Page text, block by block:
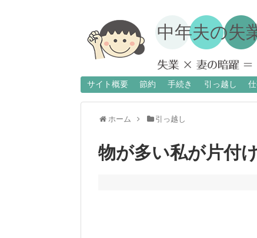
中年夫の失
サイト概要 節約 手続き 引っ越し
ホーム 引っ越し
物が多い私が片付